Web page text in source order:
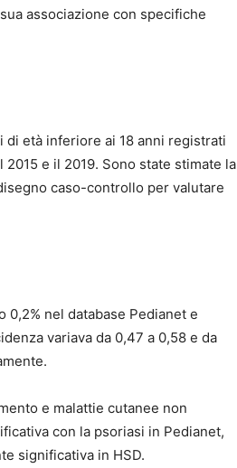
associazione con specifiche
età inferiore ai 18 anni registrati
e il 2019. Sono state stimate la
caso-controllo per valutare
nel database Pedianet e
variava da 0,47 a 0,58 e da
e malattie cutanee non
con la psoriasi in Pedianet,
significativa in HSD.